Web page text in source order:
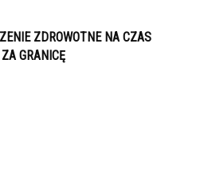
ZDROWOTNE NA CZAS
GRANICĘ